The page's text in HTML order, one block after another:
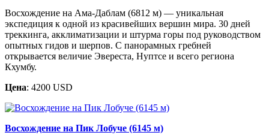
Восхождение на Ама-Даблам (6812 м) — уникальная
экспедиция к одной из красивейших вершин мира. 30 дней
треккинга, акклиматизации и штурма горы под руководством
опытных гидов и шерпов. С панорамных гребней
открывается величие Эвереста, Нуптсе и всего региона
Кхумбу.
Цена: 4200 USD
Восхождение на Пик Лобуче (6145 м)